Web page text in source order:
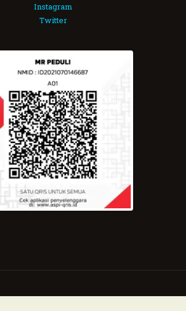
Instagram
Twitter